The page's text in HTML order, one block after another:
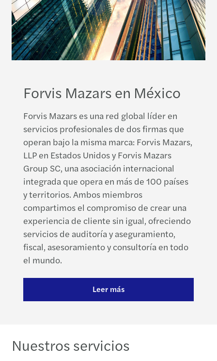
Forvis Mazars en México
Forvis Mazars es una red global líder en
servicios profesionales de dos firmas que
operan bajo la misma marca: Forvis Mazars,
LLP en Estados Unidos y Forvis Mazars
Group SC, una asociación internacional
integrada que opera en más de 100 países
y territorios. Ambos miembros
compartimos el compromiso de crear una
experiencia de cliente sin igual, ofreciendo
servicios de auditoría y aseguramiento,
fiscal, asesoramiento y consultoría en todo
el mundo.
Leer más
Nuestros servicios